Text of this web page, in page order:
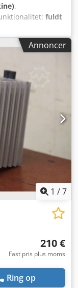
,
fuldt
som ny •
opdelt i 3
10 mm •
kamene, når
100 til 200
•
mPas •
l tønde • PLC-
• Maskine fra
i Ukraine • CE-
og samlet i maj
end 200 timer VI
AF
Annoncer
1 /7
210 €
Fast pris plus moms
Ring op